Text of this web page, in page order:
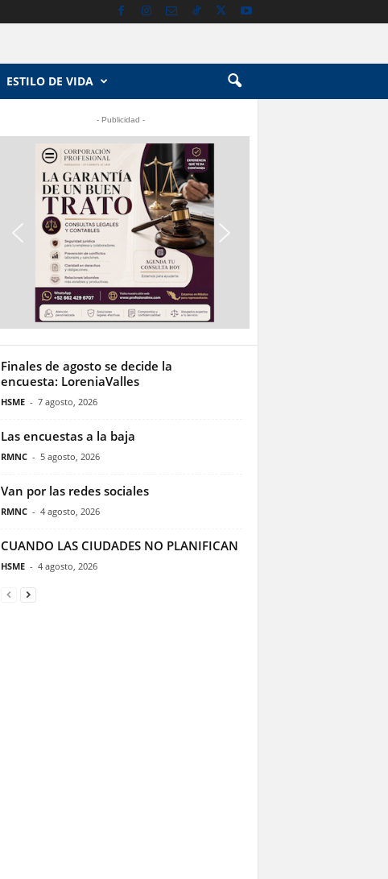
ESTILO DE VIDA
- Publicidad -
Finales de agosto se decide la
encuesta: LoreniaValles
HSME - 7 agosto, 2026
Las encuestas a la baja
RMNC - 5 agosto, 2026
Van por las redes sociales
RMNC - 4 agosto, 2026
CUANDO LAS CIUDADES NO PLANIFICAN
HSME - 4 agosto, 2026